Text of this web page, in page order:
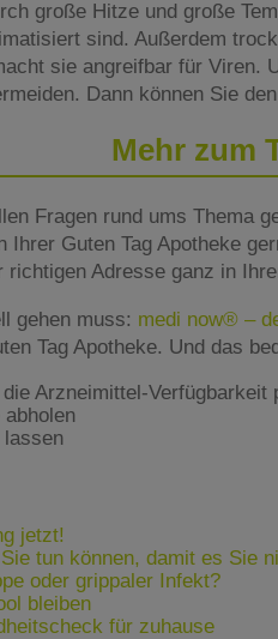
große Hitze und große
sind. Außerdem
sie angreifbar für Viren.
Dann können Sie
Mehr zum
Fragen rund ums Thema
Ihrer Guten Tag Apotheke
richtigen Adresse ganz in
gehen muss: medi now® –
Tag Apotheke. Und das
Arzneimittel-Verfügbarkeit
lassen
jetzt!
tun können, damit es Sie
oder grippaler Infekt?
bleiben
für zuhause